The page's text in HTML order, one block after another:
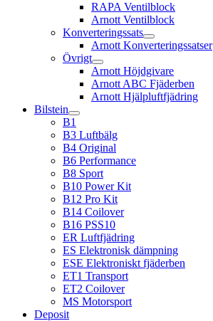
RAPA Ventilblock
Arnott Ventilblock
Konverteringssats
Arnott Konverteringssatser
Övrigt
Arnott Höjdgivare
Arnott ABC Fjäderben
Arnott Hjälpluftfjädring
Bilstein
B1
B3 Luftbälg
B4 Original
B6 Performance
B8 Sport
B10 Power Kit
B12 Pro Kit
B14 Coilover
B16 PSS10
ER Luftfjädring
ES Elektronisk dämpning
ESE Elektroniskt fjäderben
ET1 Transport
ET2 Coilover
MS Motorsport
Deposit